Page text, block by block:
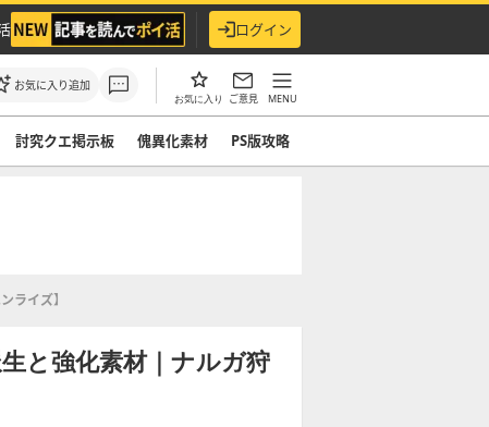
ログイン
お気に入り追加
お気に入り ご意見 MENU
討究クエ掲示板 傀異化素材 PS版攻略
ライズ】
と強化素材｜ナルガ狩